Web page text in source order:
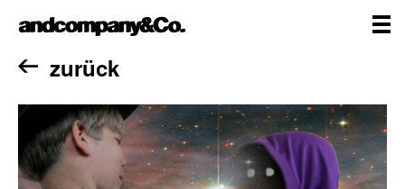
Inhalt
andcompany&Co
Homezurück